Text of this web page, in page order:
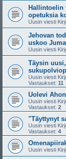
Hallintoelin
opetuksia
Uusin viesti
Jehovan
uskoo
Uusin viesti
Täysin
Uusin viesti
Vastaukset: 11
Uolevi
Uusin viesti
Vastaukset: 2
"Täyttynyt
Uusin viesti
Vastaukset: 4
Uusin viesti